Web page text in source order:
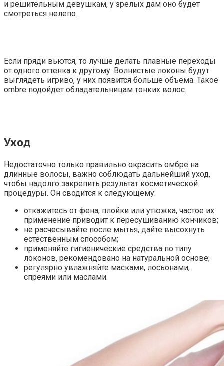
и решительным девушкам, у зрелых дам оно будет
смотреться нелепо.
Если пряди вьются, то лучше делать плавные переходы
от одного оттенка к другому. Волнистые локоны будут
выглядеть игриво, у них появится больше объема. Такое
ombre подойдет обладательницам тонких волос.
Уход
Недостаточно только правильно окрасить омбре на
длинные волосы, важно соблюдать дальнейший уход,
чтобы надолго закрепить результат косметической
процедуры. Он сводится к следующему:
откажитесь от фена, плойки или утюжка, частое их
применение приводит к пересушиванию кончиков;
не расчесывайте после мытья, дайте высохнуть
естественным способом;
применяйте гигиенические средства по типу
локонов, рекомендовано на натуральной основе;
регулярно увлажняйте масками, лосьонами,
спреями или маслами.